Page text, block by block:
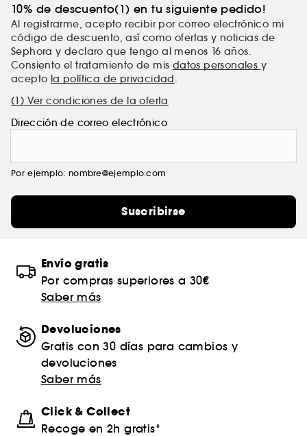
10% de descuento(1) en tu siguiente pedido!
Al registrarme, acepto recibir por correo electrónico mi
código de descuento, así como ofertas y noticias de
Sephora y declaro que tengo al menos 16 años.
Consiento el tratamiento de mis datos personales y
acepto la política de privacidad.
(1) Ver condiciones de la oferta
Dirección de correo electrónico
Por ejemplo: nombre@ejemplo.com
Suscribirse
Envío gratis
Por compras superiores a 30€
Saber más
Devoluciones
Gratis con 30 días para cambios y
devoluciones
Saber más
Click & Collect
Recoge en 2h gratis*